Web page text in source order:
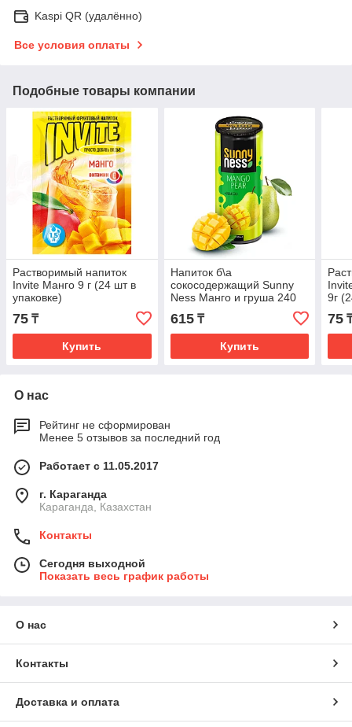
Kaspi QR (удалённо)
Все условия оплаты
Подобные товары компании
Растворимый напиток
Invite Манго 9 г (24 шт в
упаковке)
75 ₸
Купить
Напиток б\а
сокосодержащий Sunny
Ness Манго и груша 240
мл (24 шт в уп)
615₸
Купить
9г
75
О нас
Рейтинг не сформирован
Менее 5 отзывов за последний год
Работает с 11.05.2017
г. Караганда
Караганда, Казахстан
Контакты
Сегодня выходной
Показать весь график работы
О нас
Контакты
Доставка и оплата